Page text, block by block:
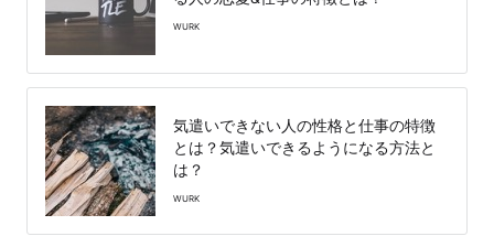
WURK
気遣いできない人の性格と仕事の特徴
とは？気遣いできるようになる方法と
は？
WURK